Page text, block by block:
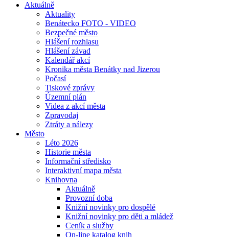
Aktuálně
Aktuality
Benátecko FOTO - VIDEO
Bezpečné město
Hlášení rozhlasu
Hlášení závad
Kalendář akcí
Kronika města Benátky nad Jizerou
Počasí
Tiskové zprávy
Územní plán
Videa z akcí města
Zpravodaj
Ztráty a nálezy
Město
Léto 2026
Historie města
Informační středisko
Interaktivní mapa města
Knihovna
Aktuálně
Provozní doba
Knižní novinky pro dospělé
Knižní novinky pro děti a mládež
Ceník a služby
On-line katalog knih